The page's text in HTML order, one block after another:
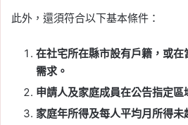
此外，還須符合以下基本條件：
在社宅所在縣市設有戶籍，或
需求。
申請人及家庭成員在公告指定區
家庭年所得及每人平均月所得未